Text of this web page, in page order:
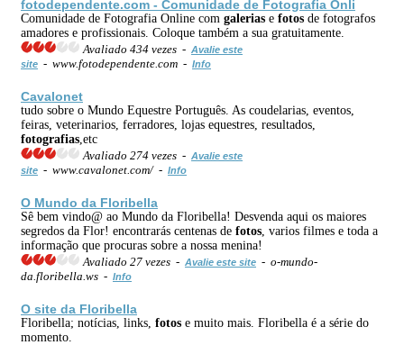
fotodependente.com - Comunidade de Fotografia Onli
Comunidade de Fotografia Online com galerias e fotos de fotografos
amadores e profissionais. Coloque também a sua gratuitamente.
Avaliado 434 vezes - Avalie este
site - www.fotodependente.com - Info
Cavalonet
tudo sobre o Mundo Equestre Português. As coudelarias, eventos,
feiras, veterinarios, ferradores, lojas equestres, resultados,
fotografias ,etc
Avaliado 274 vezes - Avalie este
site - www.cavalonet.com/ - Info
O Mundo da Floribella
Sê bem vindo@ ao Mundo da Floribella! Desvenda aqui os maiores
segredos da Flor! encontrarás centenas de fotos , varios filmes e toda a
informação que procuras sobre a nossa menina!
Avaliado 27 vezes - Avalie este site - o-mundo-
da.floribella.ws - Info
O site da Floribella
Floribella; notícias, links, fotos e muito mais. Floribella é a série do
momento.